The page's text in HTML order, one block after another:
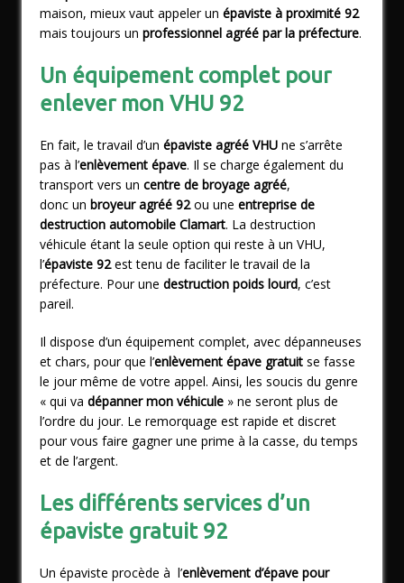
maison, mieux vaut appeler un épaviste à proximité 92
mais toujours un professionnel agréé par la préfecture.
Un équipement complet pour
enlever mon VHU 92
En fait, le travail d’un épaviste agréé VHU ne s’arrête
pas à l’enlèvement épave. Il se charge également du
transport vers un centre de broyage agréé,
donc un broyeur agréé 92ou une entreprise de
destruction automobile Clamart. La destruction
véhicule étant la seule option qui reste à un VHU,
l’épaviste 92est tenu de faciliter le travail de la
préfecture. Pour une destruction poids lourd, c’est
pareil.
Il dispose d’un équipement complet, avec dépanneuses
et chars, pour que l’enlèvement épave gratuit se fasse
le jour même de votre appel. Ainsi, les soucis du genre
« qui va dépanner mon véhicule » ne seront plus de
l’ordre du jour. Le remorquage est rapide et discret
pour vous faire gagner une prime à la casse, du temps
et de l’argent.
Les différents services d’un
épaviste gratuit 92
Un épaviste procède à l’enlèvement d’épave pour